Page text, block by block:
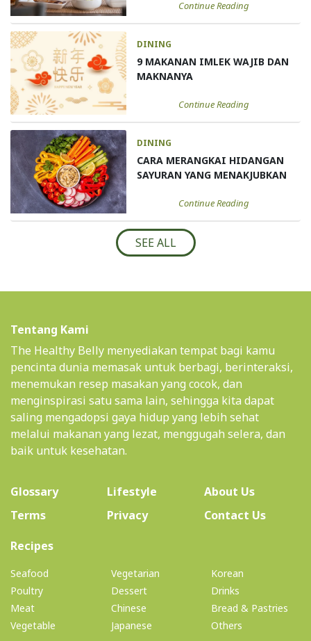
Continue Reading
DINING
9 MAKANAN IMLEK WAJIB DAN
MAKNANYA
Continue Reading
DINING
CARA MERANGKAI HIDANGAN
SAYURAN YANG MENAKJUBKAN
Continue Reading
SEE ALL
Tentang Kami
The Healthy Belly menyediakan tempat bagi kamu
pencinta dunia memasak untuk berbagi, berinteraksi,
menemukan resep masakan yang cocok, dan
menginspirasi satu sama lain, sehingga kita dapat
saling mengadopsi gaya hidup yang lebih sehat
melalui makanan yang lezat, menggugah selera, dan
baik untuk kesehatan.
Glossary Lifestyle About Us(current)
Terms
Privacy
Contact Us
Recipes(current)
Seafood
Poultry
Meat
Vegetable
Vegetarian
Dessert
Chinese
Japanese
Korean
Drinks
Bread & Pastries
Others